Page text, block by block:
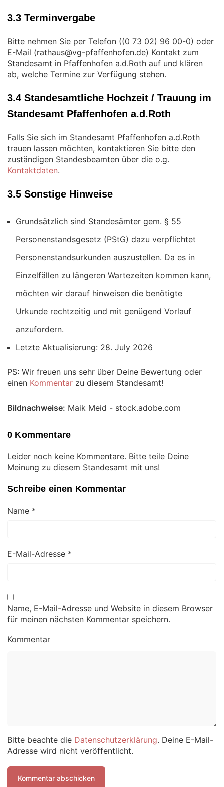
3.3 Terminvergabe
Bitte nehmen Sie per Telefon (
) oder
E-Mail (
) Kontakt zum
Standesamt in Pfaffenhofen a.d.Roth auf und klären
ab, welche Termine zur Verfügung stehen.
3.4 Standesamtliche Hochzeit / Trauung im
Standesamt Pfaffenhofen a.d.Roth
Falls Sie sich im Standesamt Pfaffenhofen a.d.Roth
trauen lassen möchten, kontaktieren Sie bitte den
zuständigen Standesbeamten über die o.g.
Kontaktdaten.
3.5 Sonstige Hinweise
Grundsätzlich sind Standesämter gem. § 55
Personenstandsgesetz (PStG) dazu verpflichtet
Personenstandsurkunden auszustellen. Da es in
Einzelfällen zu längeren Wartezeiten kommen kann,
möchten wir darauf hinweisen die benötigte
Urkunde rechtzeitig und mit genügend Vorlauf
anzufordern.
Letzte Aktualisierung: 28. July 2026
PS: Wir freuen uns sehr über Deine Bewertung oder
einen Kommentar zu diesem Standesamt!
Bildnachweise: Maik Meid - stock.adobe.com
0 Kommentare
Leider noch keine Kommentare. Bitte teile Deine
Meinung zu diesem Standesamt mit uns!
Schreibe einen Kommentar
Name *
E-Mail-Adresse *
Name, E-Mail-Adresse und Website in diesem Browser
für meinen nächsten Kommentar speichern.
Kommentar
Bitte beachte die Datenschutzerklärung. Deine E-Mail-
Adresse wird nicht veröffentlicht.